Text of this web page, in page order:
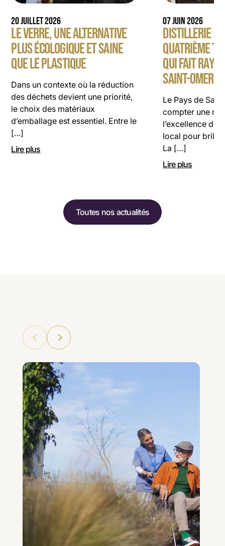
20 JUILLET 2026
LE VERRE, UNE ALTERNATIVE
PLUS ÉCOLOGIQUE ET SAINE
QUE LE PLASTIQUE
Dans un contexte où la réduction
des déchets devient une priorité,
le choix des matériaux
d’emballage est essentiel. Entre le
[…]
Lire plus
07 JUIN 2026
DISTILLERIE
QUATRIÈME
QUI FAIT
SAINT-OMER
Le Pays de
compter une
l’excellence de
local pour briller
La […]
Lire plus
Toutes nos actualités